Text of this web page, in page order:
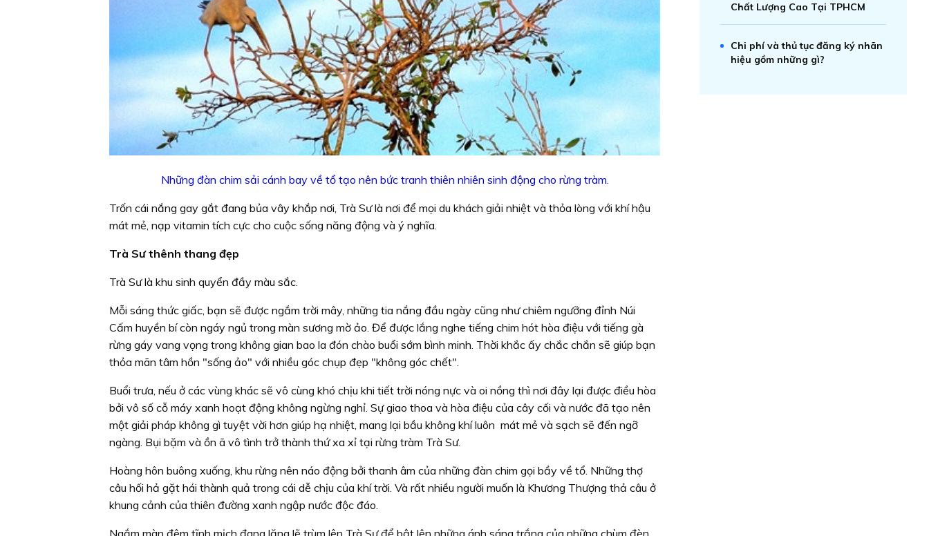
Những đàn chim sải cánh bay về tổ tạo nên bức tranh thiên nhiên sinh động cho rừng tràm.
Trốn cái nắng gay gắt đang bủa vây khắp nơi, Trà Sư là nơi để mọi du khách giải nhiệt và thỏa lòng với khí hậu
mát mẻ, nạp vitamin tích cực cho cuộc sống năng động và ý nghĩa.
Trà Sư thênh thang đẹp
Trà Sư là khu sinh quyển đầy màu sắc.
Mỗi sáng thức giấc, bạn sẽ được ngắm trời mây, những tia nắng đầu ngày cũng như chiêm ngưỡng đỉnh Núi
Cấm huyền bí còn ngáy ngủ trong màn sương mờ ảo. Để được lắng nghe tiếng chim hót hòa điệu với tiếng gà
rừng gáy vang vọng trong không gian bao la đón chào buổi sớm bình minh. Thời khắc ấy chắc chắn sẽ giúp bạn
thỏa mãn tâm hồn "sống ảo" với nhiều góc chụp đẹp "không góc chết".
Buổi trưa, nếu ở các vùng khác sẽ vô cùng khó chịu khi tiết trời nóng nực và oi nồng thì nơi đây lại được điều hòa
bởi vô số cỗ máy xanh hoạt động không ngừng nghỉ. Sự giao thoa và hòa điệu của cây cối và nước đã tạo nên
một giải pháp không gì tuyệt vời hơn giúp hạ nhiệt, mang lại bầu không khí luôn mát mẻ và sạch sẽ đến ngỡ
ngàng. Bụi bặm và ồn ã vô tình trở thành thứ xa xỉ tại rừng tràm Trà Sư.
Hoàng hôn buông xuống, khu rừng nên náo động bởi thanh âm của những đàn chim gọi bầy về tổ. Những thợ
câu hối hả gặt hái thành quả trong cái dễ chịu của khí trời. Và rất nhiều người muốn là Khương Thượng thả câu ở
khung cảnh của thiên đường xanh ngập nước độc đáo.
Ngắm màn đêm tĩnh mịch đang lặng lẽ trùm lên Trà Sư để bật lên những ánh sáng trắng của những chùm đèn
Chất Lượng Cao Tại TPHCM
Chi phí và thủ tục đăng ký nhãn
hiệu gồm những gì?